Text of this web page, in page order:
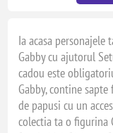
Ia acasa personajele
Gabby cu ajutorul
cadou este
Gabby, contine
de papusi cu un
colectia ta o figurina